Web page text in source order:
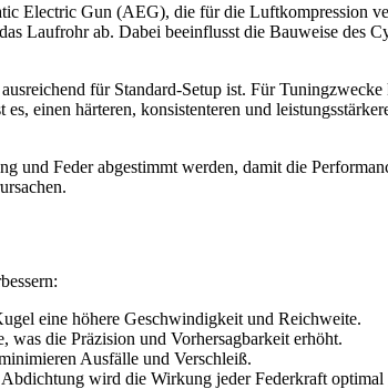
Electric Gun (AEG), die für die Luftkompression
Laufrohr ab. Dabei beeinflusst die Bauweise des
für Standard-Setup ist. Für
einen härteren, konsistenteren und
Feder abgestimmt werden, damit die
eine höhere Geschwindigkeit und Reichweite.
die Präzision und Vorhersagbarkeit erhöht.
Ausfälle und Verschleiß.
wird die Wirkung jeder Federkraft optimal